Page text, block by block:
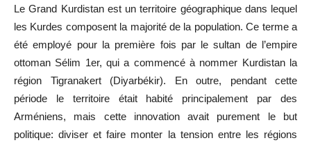
Le Grand Kurdistan est un territoire géographique dans lequel
les Kurdes composent la majorité de la population. Ce terme a
été employé pour la première fois par le sultan de l’empire
ottoman Sélim 1er, qui a commencé à nommer Kurdistan la
région Tigranakert (Diyarbékir). En outre, pendant cette
période le territoire était habité principalement par des
Arméniens, mais cette innovation avait purement le but
politique: diviser et faire monter la tension entre les régions